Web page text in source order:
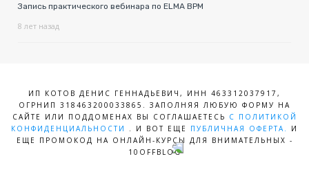
Запись практического вебинара по ELMA BPM
8 лет назад
ИП КОТОВ ДЕНИС ГЕННАДЬЕВИЧ, ИНН 463312037917,
ОГРНИП 318463200033865. ЗАПОЛНЯЯ ЛЮБУЮ ФОРМУ НА
САЙТЕ ИЛИ ПОДДОМЕНАХ ВЫ СОГЛАШАЕТЕСЬ С ПОЛИТИКОЙ
КОНФИДЕНЦИАЛЬНОСТИ . И ВОТ ЕЩЕ ПУБЛИЧНАЯ ОФЕРТА.
И
ЕЩЕ ПРОМОКОД НА ОНЛАЙН-КУРСЫ ДЛЯ ВНИМАТЕЛЬНЫХ -
10OFFBLOG